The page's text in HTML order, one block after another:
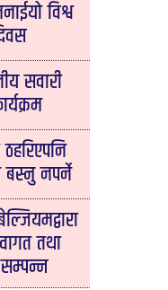
विश्व
सवारी
ठहरिएपनि
बस्नु नपर्ने
तथा
सम्पन्न